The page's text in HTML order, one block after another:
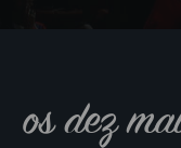
os dez